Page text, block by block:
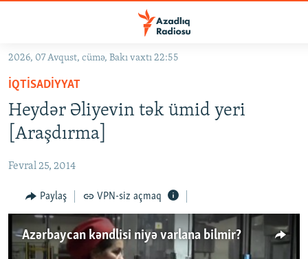
Əsas
qayıt
Əsas
naviqasiyaya
qayıt
Axtarışa
GÜNDƏM
#İZAHLA
KORRUPSIOMETR
#ƏSLINDƏ
FƏRQƏ BAX
QANUNI DOĞRU
ARAŞDIRMA
MULTIMEDIA
2026, 07 Avqust, cümə, Bakı vaxtı 22:55
İQTISADIYYAT
Heydər Əliyevin tək ümid yeri
[Araşdırma]
Fevral 25, 2014
Paylaş VPN-siz açmaq
Azərbaycan kəndlisi niyə varlana bilmir?